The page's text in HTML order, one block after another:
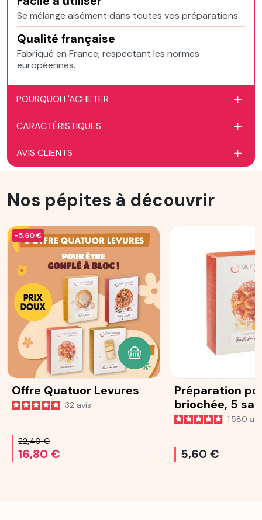
Se mélange aisément dans toutes vos préparations.
Qualité française
Fabriqué en France, respectant les normes
européennes.
POURQUOI L'ACHETER
CARACTÉRISTIQUES
AVIS CLIENTS
Nos pépites à découvrir
-5,60 €
Offre Quatuor Levures
32 avis
22,40 €
16,80 €
AJOUTER AU PANIER
Préparation
briochée, 5
25 g
1 580
5,60 €